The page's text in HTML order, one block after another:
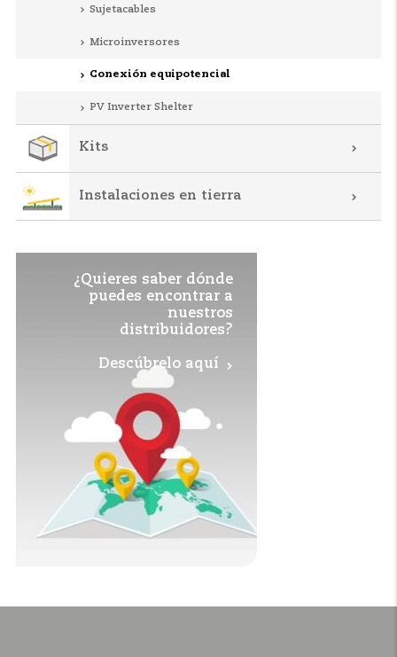
Sujetacables
Microinversores
Conexión equipotencial
PV Inverter Shelter
Kits
Instalaciones en tierra
¿Quieres saber dónde
puedes encontrar a
nuestros
distribuidores?
Descúbrelo aquí